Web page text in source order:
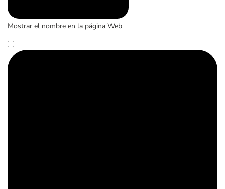
Mostrar el nombre en la página Web